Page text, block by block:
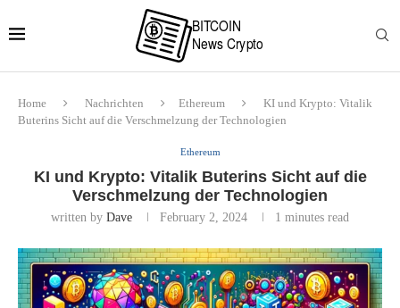
Home Nachrichten Ethereum
KI und Krypto: Vitalik
Buterins Sicht auf die Verschmelzung der Technologien
Ethereum
KI und Krypto: Vitalik Buterins Sicht auf die
Verschmelzung der Technologien
written by Dave February 2, 2024 1 minutes read